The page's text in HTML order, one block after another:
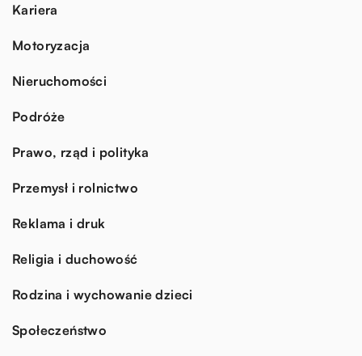
Kariera
Motoryzacja
Nieruchomości
Podróże
Prawo, rząd i polityka
Przemysł i rolnictwo
Reklama i druk
Religia i duchowość
Rodzina i wychowanie dzieci
Społeczeństwo